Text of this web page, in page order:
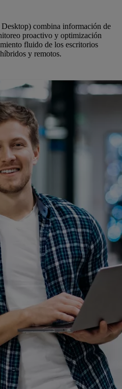
combina información de
proactivo y optimización
fluido de los escritorios
y remotos.